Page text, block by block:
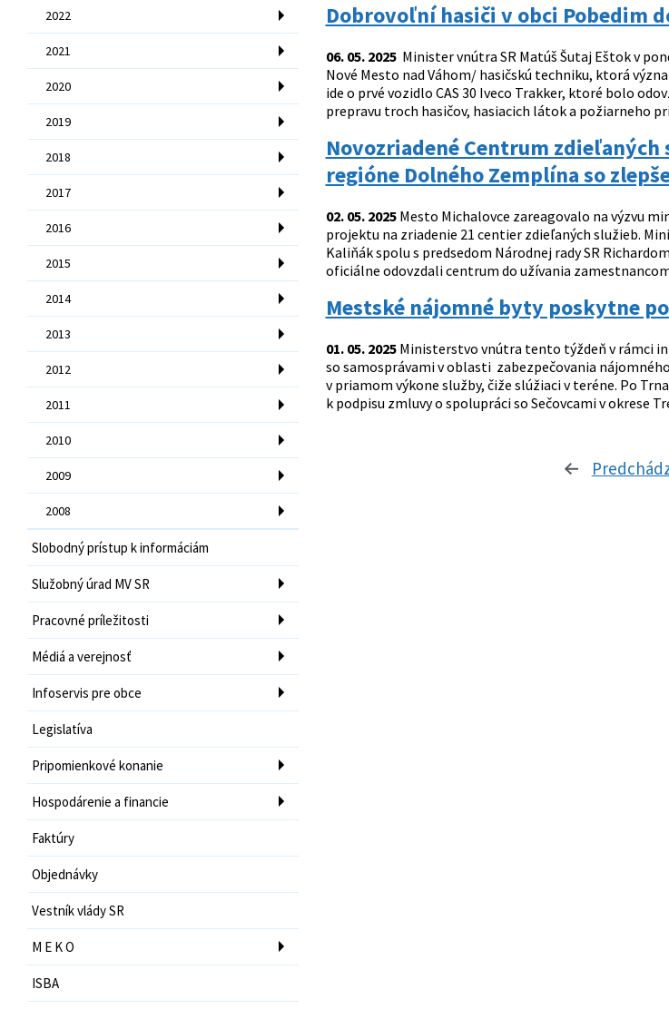
2022
2021
2020
2019
2018
2017
2016
2015
2014
2013
2012
2011
2010
2009
2008
Slobodný prístup k informáciám
Služobný úrad MV SR
Pracovné príležitosti
Médiá a verejnosť
Infoservis pre obce
Legislatíva
Pripomienkové konanie
Hospodárenie a financie
Faktúry
Objednávky
Vestník vlády SR
M E K O
ISBA
Dobrovoľní hasiči v obci Pobedim
06. 05. 2025Minister vnútra SR Matúš Šutaj Eštok v
Nové Mesto nad Váhom/ hasičskú techniku, ktorá
ide o prvé vozidlo CAS 30 Iveco Trakker, ktoré bolo
prepravu troch hasičov, hasiacich látok a požiarneho
Novozriadené Centrum
regióne Dolného Zemplína so
02. 05. 2025Mesto Michalovce zareagovalo na výzvu
projektu na zriadenie 21 centier zdieľaných služieb.
Kaliňák spolu s predsedom Národnej rady SR
oficiálne odovzdali centrum do užívania
Mestské nájomné byty poskytne
01. 05. 2025Ministerstvo vnútra tento týždeň v rámci
so samosprávami v oblasti zabezpečovania
v priamom výkone služby, čiže slúžiaci v teréne. Po
k podpisu zmluvy o spolupráci so Sečovcami v okrese